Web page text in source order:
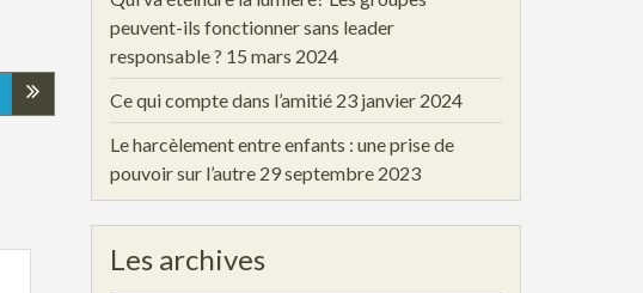
peuvent-ils fonctionner sans leader
responsable ? 15 mars 2024
Ce qui compte dans l’amitié 23 janvier 2024
Le harcèlement entre enfants : une prise de
pouvoir sur l’autre 29 septembre 2023
Les archives